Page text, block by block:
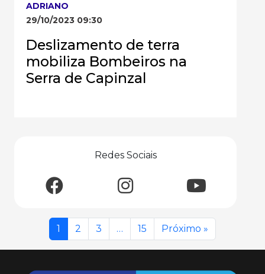
ADRIANO
29/10/2023 09:30
Deslizamento de terra
mobiliza Bombeiros na
Serra de Capinzal
Redes Sociais
1 2 3 … 15 Próximo »